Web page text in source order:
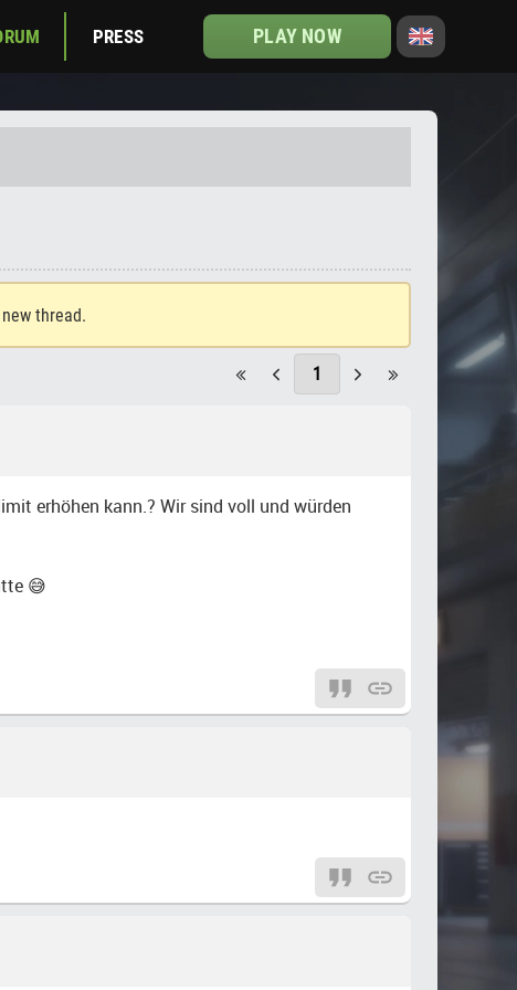
PRESS PLAY NOW
thread.
1
erhöhen kann.? Wir sind voll und würden
😅